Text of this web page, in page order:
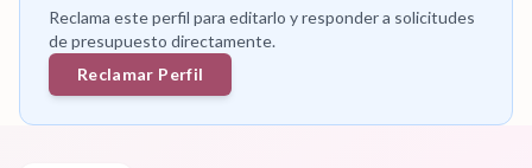
Reclama este perfil para editarlo y responder a solicitudes
de presupuesto directamente.
Reclamar Perfil